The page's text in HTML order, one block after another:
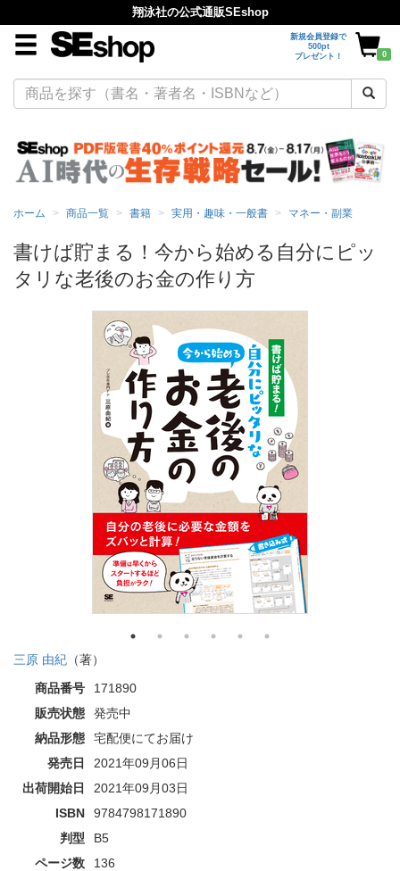
翔泳社の公式通販SEshop
新規会員登録で
500pt
プレゼント！
0
ホーム 商品一覧 書籍 実用・趣味・一般書 マネー・副業
書けば貯まる！今から始める自分にピッ
タリな老後のお金の作り方
三原 由紀 （著）
商品番号
171890
販売状態
発売中
納品形態
宅配便にてお届け
発売日
2021年09月06日
出荷開始日
2021年09月03日
ISBN
9784798171890
判型
B5
ページ数
136